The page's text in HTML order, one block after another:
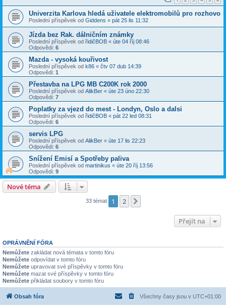
Univerzita Karlova hledá uživatele elektromobilů pro rozhovo
Poslední příspěvek od Giddens « pát 25 lis 11:32
Jízda bez Rak. dálničním známky
Poslední příspěvek od řidičBOB « úte 04 říj 08:46
Odpovědi: 6
Mazda - vysoká kouřivost
Poslední příspěvek od k86 « čtv 07 dub 14:39
Odpovědi: 1
Přestavba na LPG MB C200K rok 2000
Poslední příspěvek od AlikBer « úte 23 úno 22:30
Odpovědi: 7
Poplatky za vjezd do mest - Londyn, Oslo a dalsi
Poslední příspěvek od řidičBOB « pát 22 led 08:31
Odpovědi: 6
servis LPG
Poslední příspěvek od AlikBer « úte 17 lis 22:23
Odpovědi: 6
Snížení Emisí a Spotřeby paliva
Poslední příspěvek od martinikus « úte 20 říj 13:56
Odpovědi: 9
Nové téma
33 témat 1 2
Přejít na
OPRÁVNĚNÍ FÓRA
Nemůžete zakládat nová témata v tomto fóru
Nemůžete odpovídat v tomto fóru
Nemůžete upravovat své příspěvky v tomto fóru
Nemůžete mazat své příspěvky v tomto fóru
Nemůžete přikládat soubory v tomto fóru
Obsah fóra Všechny časy jsou v UTC+01:00